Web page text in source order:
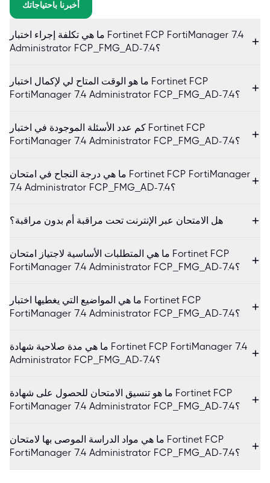
أخبرنا باحتياجاتك
ما هي تكلفة إجراء اختبار Fortinet FCP FortiManager 7.4
Administrator FCP_FMG_AD-7.4؟
ما هو الوقت المتاح لي لإكمال اختبار Fortinet FCP
FortiManager 7.4 Administrator FCP_FMG_AD-7.4؟
كم عدد الأسئلة الموجودة في اختبار Fortinet FCP
FortiManager 7.4 Administrator FCP_FMG_AD-7.4؟
ما هي درجة النجاح في امتحان Fortinet FCP FortiManager
7.4 Administrator FCP_FMG_AD-7.4؟
هل الامتحان عبر الإنترنت تحت مراقبة أم بدون مراقبة؟
ما هي المتطلبات الأساسية لاجتياز امتحان Fortinet FCP
FortiManager 7.4 Administrator FCP_FMG_AD-7.4؟
ما هي المواضيع التي يغطيها اختبار Fortinet FCP
FortiManager 7.4 Administrator FCP_FMG_AD-7.4؟
ما هي مدة صلاحية شهادة Fortinet FCP FortiManager 7.4
Administrator FCP_FMG_AD-7.4؟
ما هو تنسيق الامتحان للحصول على شهادة Fortinet FCP
FortiManager 7.4 Administrator FCP_FMG_AD-7.4؟
ما هي مواد الدراسة الموصى بها لامتحان Fortinet FCP
FortiManager 7.4 Administrator FCP_FMG_AD-7.4؟